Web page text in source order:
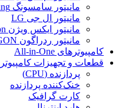
مانیتور سامسونگ Samsung
مانیتور ال جی LG
مانیتور ایکس ویژن X.Vision
مانیتور ردراگون REDRAGON
کامپیوترهای All-in-One
قطعات و تجهیزات کامپیوتر
پردازنده (CPU)
خنک‌کننده پردازنده
کارت گرافیک